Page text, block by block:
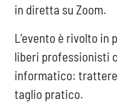
in diretta su Zoom.
L’evento è rivolto
liberi professionisti
informatico:
taglio pratico.